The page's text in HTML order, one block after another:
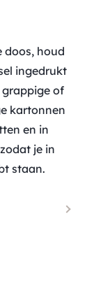
doos, houd
ingedrukt
grappige of
kartonnen
en in
je in
staan.